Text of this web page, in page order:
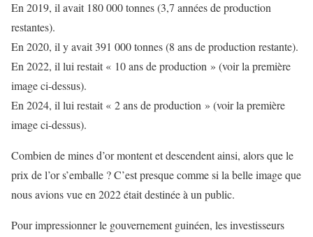
En 2019, il avait 180 000 tonnes (3,7 années de production
restantes).
En 2020, il y avait 391 000 tonnes (8 ans de production restante).
En 2022, il lui restait « 10 ans de production » (voir la première
image ci-dessus).
En 2024, il lui restait « 2 ans de production » (voir la première
image ci-dessus).
Combien de mines d’or montent et descendent ainsi, alors que le
prix de l’or s’emballe ? C’est presque comme si la belle image que
nous avions vue en 2022 était destinée à un public.
Pour impressionner le gouvernement guinéen, les investisseurs